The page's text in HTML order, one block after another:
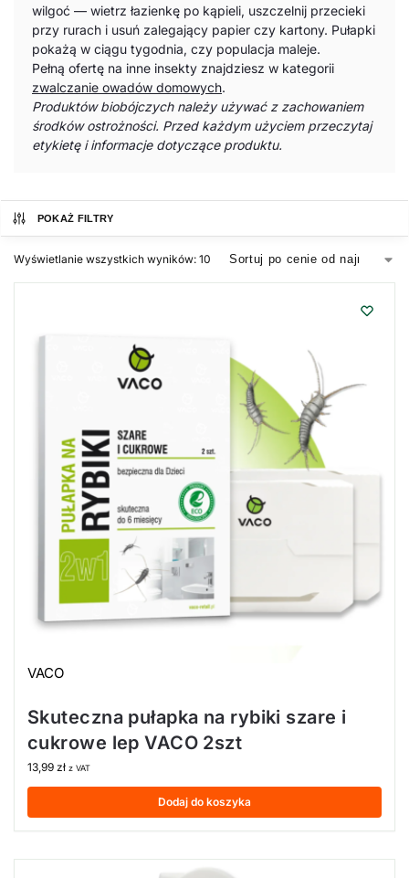
wilgoć — wietrz łazienkę po kąpieli, uszczelnij przecieki
przy rurach i usuń zalegający papier czy kartony. Pułapki
pokażą w ciągu tygodnia, czy populacja maleje.
Pełną ofertę na inne insekty znajdziesz w kategorii
zwalczanie owadów domowych.
Produktów biobójczych należy używać z zachowaniem
środków ostrożności. Przed każdym użyciem przeczytaj
etykietę i informacje dotyczące produktu.
POKAŻ FILTRY
Wyświetlanie wszystkich wyników: 10
VACO
Skuteczna pułapka na rybiki szare i
cukrowe lep VACO 2szt
13,99 zł z VAT
Dodaj do koszyka